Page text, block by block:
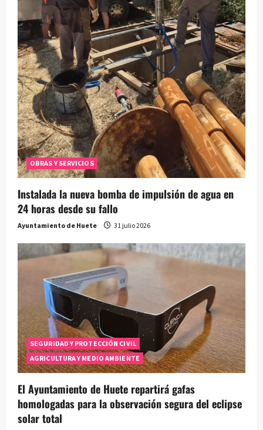
OBRAS Y SERVICIOS
Instalada la nueva bomba de impulsión de agua en
24 horas desde su fallo
Ayuntamiento de Huete 31 julio 2026
SEGURIDAD Y PROTECCIÓN CIVIL
AGRICULTURA Y MEDIO AMBIENTE
El Ayuntamiento de Huete repartirá gafas
homologadas para la observación segura del eclipse
solar total